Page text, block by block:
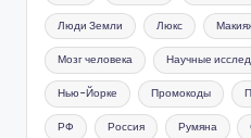
Люди Земли Люкс
Мозг человека Научные
Нью-Йорке Промокоды
РФ Россия Румяна